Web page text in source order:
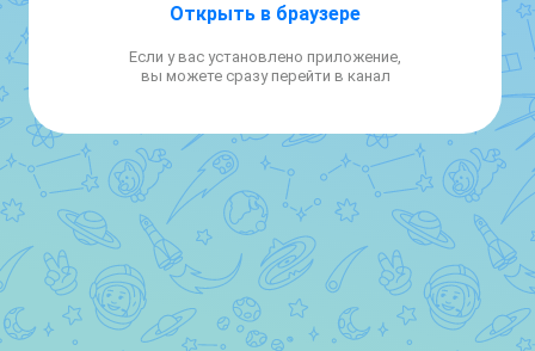
Открыть в браузере
Если у вас установлено приложение,
вы можете сразу перейти в канал